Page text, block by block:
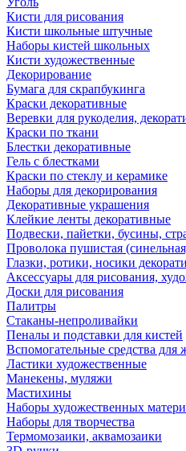
Кисти для рисования
Кисти школьные штучные
Наборы кистей школьных
Кисти художественные
Декорирование
Бумага для скрапбукинга
Краски декоративные
Веревки для рукоделия,
Краски по ткани
Блестки декоративные
Гель с блестками
Краски по стеклу и керамике
Наборы для декорирования
Декоративные украшения
Клейкие ленты декоративные
Подвески, пайетки, бусины,
Проволока пушистая
Глазки, ротики, носики
Аксессуары для рисования,
Доски для рисования
Палитры
Стаканы-непроливайки
Пеналы и подставки для кистей
Вспомогательные средства для
Ластики художественные
Манекены, муляжи
Мастихины
Наборы художественных
Наборы для творчества
Термомозаики, аквамозаики